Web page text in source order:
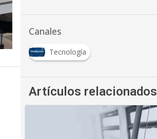
Canales
Tecnología
Artículos relacionados